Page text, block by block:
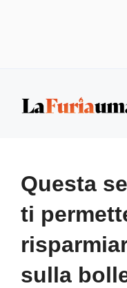
Questa
ti
sulla